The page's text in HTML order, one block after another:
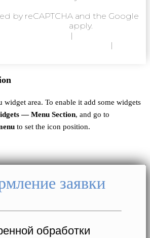
by reCAPTCHA and the Google
apply.
|
|
widget area. To enable it add some widgets
— Menu Section, and go to
to set the icon position.
заявки
обработки